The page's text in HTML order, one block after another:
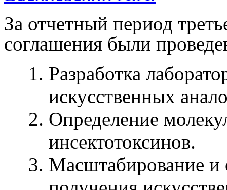
За отчетный период
соглашения были
Разработка
искусственных
Определение
инсектотоксинов.
Масштабирование и